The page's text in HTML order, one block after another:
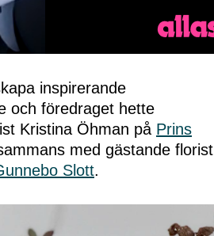
inspirerande
och föredraget hette
Kristina Öhman på Prins
med gästande florist
Slott.